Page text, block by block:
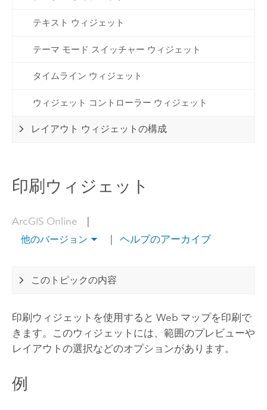
テキスト ウィジェット
テーマ モード スイッチャー ウィジェット
タイムライン ウィジェット
ウィジェット コントローラー ウィジェット
レイアウト ウィジェットの構成
印刷ウィジェット
ArcGIS Online
他のバージョン ヘルプのアーカイブ
このトピックの内容
印刷ウィジェットを使用すると Web マップを印刷で
きます。このウィジェットには、範囲のプレビューや
レイアウトの選択などのオプションがあります。
例